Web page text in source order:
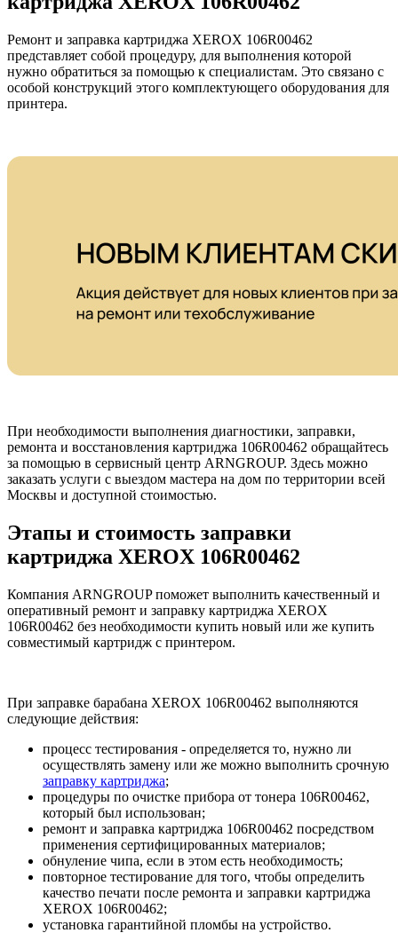
Ремонт и заправка картриджа XEROX 106R00462
представляет собой процедуру, для выполнения которой
нужно обратиться за помощью к специалистам. Это связано с
особой конструкций этого комплектующего оборудования для
принтера.
При необходимости выполнения диагностики, заправки,
ремонта и восстановления картриджа 106R00462 обращайтесь
за помощью в сервисный центр ARNGROUP. Здесь можно
заказать услуги с выездом мастера на дом по территории всей
Москвы и доступной стоимостью.
Этапы и стоимость заправки
картриджа XEROX 106R00462
Компания ARNGROUP поможет выполнить качественный и
оперативный ремонт и заправку картриджа XEROX
106R00462 без необходимости купить новый или же купить
совместимый картридж с принтером.
При заправке барабана XEROX 106R00462 выполняются
следующие действия:
процесс тестирования - определяется то, нужно ли
осуществлять замену или же можно выполнить срочную
заправку картриджа;
процедуры по очистке прибора от тонера 106R00462,
который был использован;
ремонт и заправка картриджа 106R00462 посредством
применения сертифицированных материалов;
обнуление чипа, если в этом есть необходимость;
повторное тестирование для того, чтобы определить
качество печати после ремонта и заправки картриджа
XEROX 106R00462;
установка гарантийной пломбы на устройство.